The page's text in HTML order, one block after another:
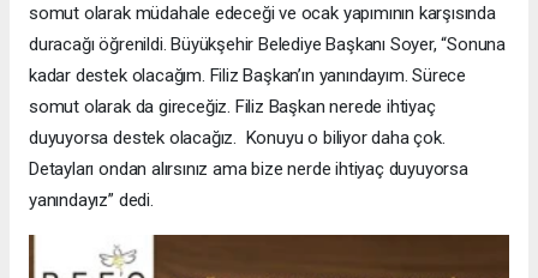
somut olarak müdahale edeceği ve ocak yapımının karşısında
duracağı öğrenildi. Büyükşehir Belediye Başkanı Soyer, “Sonuna
kadar destek olacağım. Filiz Başkan’ın yanındayım. Sürece
somut olarak da gireceğiz. Filiz Başkan nerede ihtiyaç
duyuyorsa destek olacağız. Konuyu o biliyor daha çok.
Detayları ondan alırsınız ama bize nerde ihtiyaç duyuyorsa
yanındayız” dedi.